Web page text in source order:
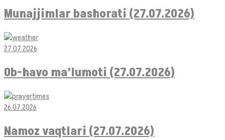
Munajjimlar bashorati (27.07.2026)
27.07.2026
Ob-havo ma’lumoti (27.07.2026)
26.07.2026
Namoz vaqtlari (27.07.2026)